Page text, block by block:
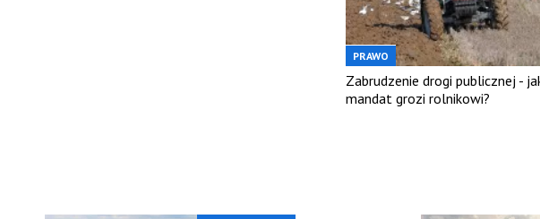
PRAWO
Zabrudzenie drogi publicznej -
mandat grozi rolnikowi?